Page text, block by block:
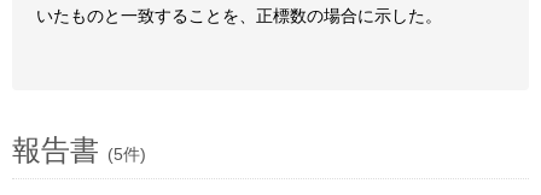
いたものと一致することを、正標数の場合に示した。
報告書 (5件)